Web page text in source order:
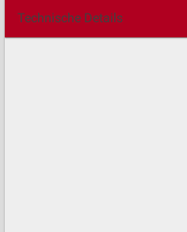
Technische Details